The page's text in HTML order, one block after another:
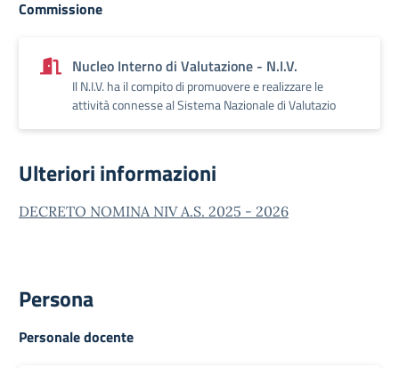
Commissione
Nucleo Interno di Valutazione - N.I.V.
Il N.I.V. ha il compito di promuovere e realizzare le
attività connesse al Sistema Nazionale di Valutazio
Ulteriori informazioni
DECRETO NOMINA NIV A.S. 2025 - 2026
Persona
Personale docente